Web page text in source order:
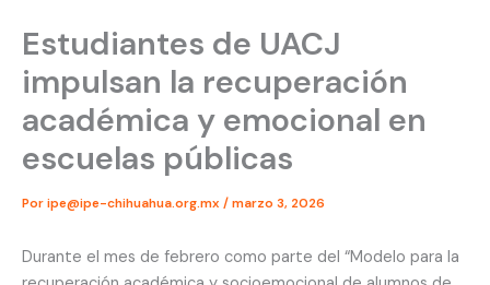
Estudiantes de UACJ
impulsan la recuperación
académica y emocional en
escuelas públicas
Poripe@ipe-chihuahua.org.mx /marzo 3, 2026
Durante el mes de febrero como parte del “Modelo para la